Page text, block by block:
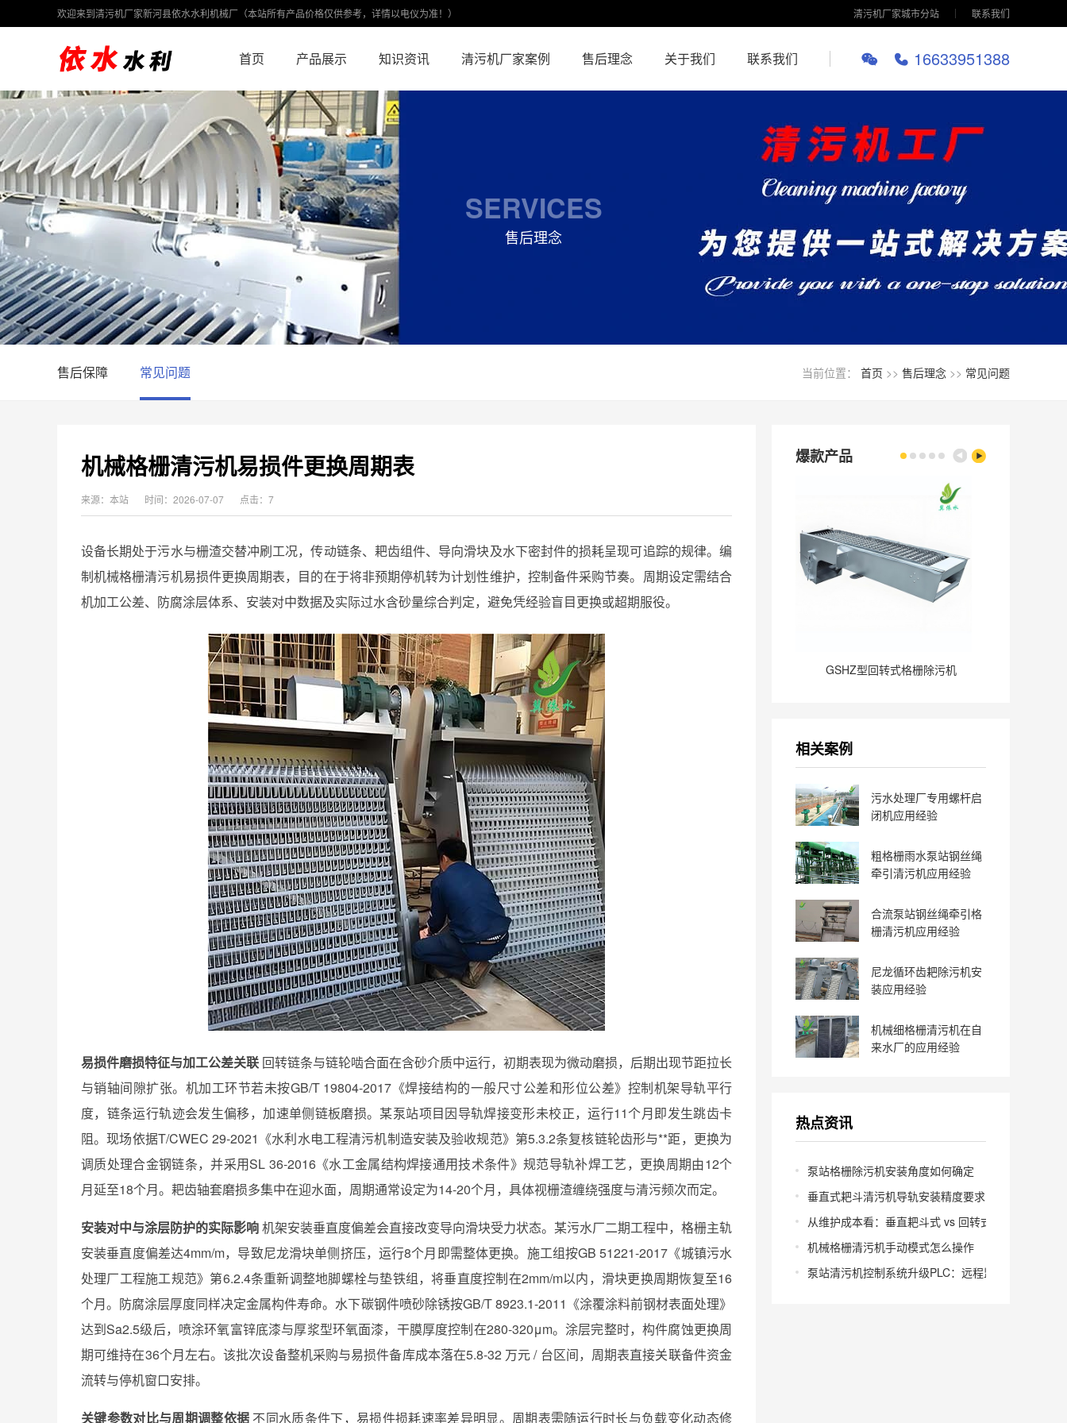
欢迎来到清污机厂家新河县依水水利机械厂（本站所有产品价格仅供参考，详情以电仪为准！） 清污机厂家城市分站 联系我们
16633951388
首页 产品展示 知识资讯 清污机厂家案例 售后理念 关于我们 联系我们
SERVICES
售后理念
售后保障 常见问题 当前位置： 首页 >> 售后理念 >> 常见问题
机械格栅清污机易损件更换周期表
来源：本站 时间：2026-07-07 点击：7
设备长期处于污水与栅渣交替冲刷工况，传动链条、耙齿组件、导向滑块及水下密封件的损耗呈现可追踪的规律。编
制机械格栅清污机易损件更换周期表，目的在于将非预期停机转为计划性维护，控制备件采购节奏。周期设定需结合
机加工公差、防腐涂层体系、安装对中数据及实际过水含砂量综合判定，避免凭经验盲目更换或超期服役。
易损件磨损特征与加工公差关联 回转链条与链轮啮合面在含砂介质中运行，初期表现为微动磨损，后期出现节距拉长
与销轴间隙扩张。机加工环节若未按GB/T 19804-2017《焊接结构的一般尺寸公差和形位公差》控制机架导轨平行
度，链条运行轨迹会发生偏移，加速单侧链板磨损。某泵站项目因导轨焊接变形未校正，运行11个月即发生跳齿卡
阻。现场依据T/CWEC 29-2021《水利水电工程清污机制造安装及验收规范》第5.3.2条复核链轮齿形与**距，更换为
调质处理合金钢链条，并采用SL 36-2016《水工金属结构焊接通用技术条件》规范导轨补焊工艺，更换周期由12个
月延至18个月。耙齿轴套磨损多集中在迎水面，周期通常设定为14-20个月，具体视栅渣缠绕强度与清污频次而定。
安装对中与涂层防护的实际影响机架安装垂直度偏差会直接改变导向滑块受力状态。某污水厂二期工程中，格栅主轨
安装垂直度偏差达4mm/m，导致尼龙滑块单侧挤压，运行8个月即需整体更换。施工组按GB 51221-2017《城镇污水
处理厂工程施工规范》第6.2.4条重新调整地脚螺栓与垫铁组，将垂直度控制在2mm/m以内，滑块更换周期恢复至16
个月。防腐涂层厚度同样决定金属构件寿命。水下碳钢件喷砂除锈按GB/T 8923.1-2011《涂覆涂料前钢材表面处理》
达到Sa2.5级后，喷涂环氧富锌底漆与厚浆型环氧面漆，干膜厚度控制在280-320μm。涂层完整时，构件腐蚀更换周
期可维持在36个月左右。该批次设备整机采购与易损件备库成本落在5.8-32 万元 / 台区间，周期表直接关联备件资金
流转与停机窗口安排。
关键参数对比与周期调整依据 不同水质条件下，易损件损耗速率差异明显。周期表需随运行时长与负载变化动态修
爆款产品
GSHZ型回转式格栅除污机
相关案例
污水处理厂专用螺杆启
闭机应用经验
粗格栅雨水泵站钢丝绳
牵引清污机应用经验
合流泵站钢丝绳牵引格
栅清污机应用经验
尼龙循环齿耙除污机安
装应用经验
机械细格栅清污机在自
来水厂的应用经验
热点资讯
泵站格栅除污机安装角度如何确定
垂直式耙斗清污机导轨安装精度要求多少
从维护成本看：垂直耙斗式 vs 回转式怎么选
机械格栅清污机手动模式怎么操作
泵站清污机控制系统升级PLC：远程监控怎么实现？